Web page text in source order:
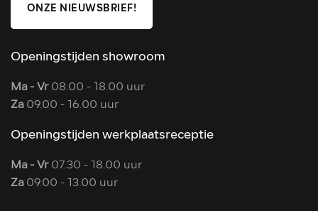
ONZE NIEUWSBRIEF!
Openingstijden showroom
Ma - Vr 08.00 - 18.00 uur
Za 09.00 - 16.00 uur
Openingstijden werkplaatsreceptie
Ma - Vr 07.30 - 18.00 uur
Za 09.00 - 13.00 uur